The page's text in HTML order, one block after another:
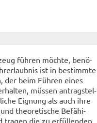
füh­ren möch­te, be­nö­
ist in be­stimm­te
der beim Füh­ren eines
müs­sen an­trag­stel­
Eig­nung als auch ihre
und theo­re­ti­sche Be­fä­hi­
tra­gen die zu er­fül­len­den